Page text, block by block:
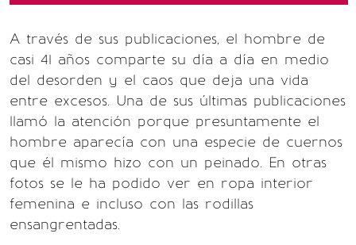
A través de sus publicaciones, el hombre de
casi 41 años comparte su día a día en medio
del desorden y el caos que deja una vida
entre excesos. Una de sus últimas publicaciones
llamó la atención porque presuntamente el
hombre aparecía con una especie de cuernos
que él mismo hizo con un peinado. En otras
fotos se le ha podido ver en ropa interior
femenina e incluso con las rodillas
ensangrentadas.